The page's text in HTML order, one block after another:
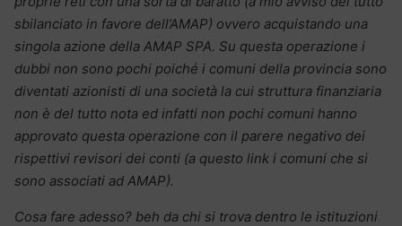
sbilanciato in favore dell’AMAP) ovvero acquistando una
singola azione della AMAP SPA. Su questa operazione i
dubbi non sono pochi poiché i comuni della provincia sono
diventati azionisti di una società la cui struttura finanziaria
non è del tutto nota ed infatti non pochi comuni hanno
approvato questa operazione con il parere negativo dei
rispettivi revisori dei conti (a questo link i comuni che si
sono associati ad AMAP).
Cosa fare adesso? beh da chi si trova dentro le istituzioni